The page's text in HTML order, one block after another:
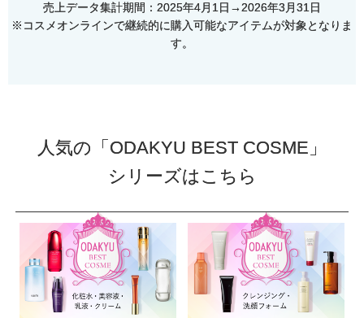
売上データ集計期間：2025年4月1日→2026年3月31日
※コスメオンラインで継続的に購入可能なアイテムが対象となりま
す。
人気の「ODAKYU BEST COSME」
シリーズはこちら